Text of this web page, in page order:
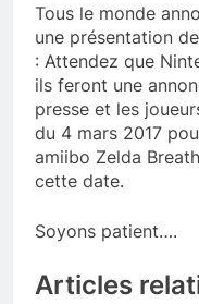
Tous le monde
une présentation
: Attendez que
ils feront une
presse et les
du 4 mars 2017
amiibo Zelda
cette date.
Soyons patient….
Articles